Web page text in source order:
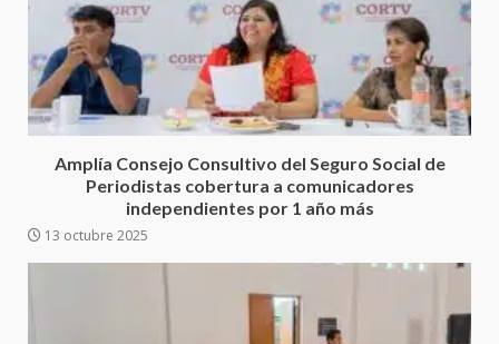
Amplía Consejo Consultivo del Seguro Social de
Periodistas cobertura a comunicadores
independientes por 1 año más
13 octubre 2025
Ciudad Salud: justicia social para
5 agosto 2026
con el Gobernador Salomón Jara
de la transformación en
territorio oaxaqueño